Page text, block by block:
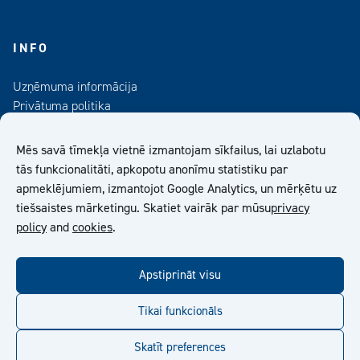
Mēs savā tīmekļa vietnē izmantojam sīkfailus, lai uzlabotu
tās funkcionalitāti, apkopotu anonīmu statistiku par
apmeklējumiem, izmantojot Google Analytics, un mērķētu uz
tiešsaistes mārketingu. Skatiet vairāk par mūsuprivacy
policyand cookies.
Apstiprināt visu
Tikai funkcionāls
Skatīt preferences
INFO
Uzņēmuma informācija
Privātuma politika
Medijiem
Abonējiet mūsu informatīvo izdevumu
Kiilto Latvija SIA Vispārīgie Pārdošanas Nosacījumi
youtube